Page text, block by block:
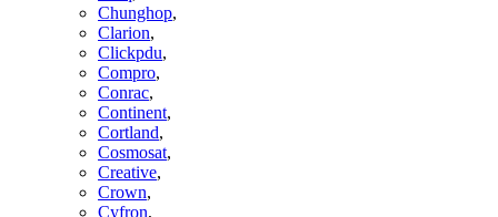
Chunghop,
Clarion,
Clickpdu,
Compro,
Conrac,
Continent,
Cortland,
Cosmosat,
Creative,
Crown,
Cyfron,